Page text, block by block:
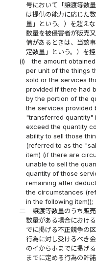
号において「譲渡等数
は提供の能力に応じた
量」という。）を超え
数量を被侵害者が販売
情があるときは、当該
定数量」という。）を
(i)
the amount
per unit of the things
sold or the services
provided if there had
by the portion of the
the services provided
"transferred quantity"
exceed the quantity
ability to sell those
(referred to as the
item) (if there are
unable to sell the
quantity of those
remaining after
the circumstances
in the following item));
二
譲渡等数量のうち販
数量がある場合におけ
でに掲げる不正競争の
行為に対し受けるべき
のイからホまでに掲げ
までに定める行為の許